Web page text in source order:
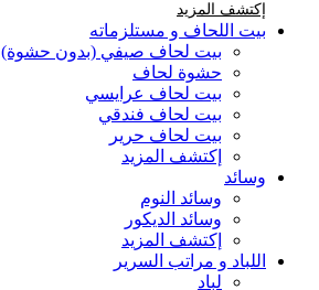
إكتشف المزيد
بيت اللحاف و مستلزماته
بيت لحاف صيفي (بدون حشوة)
حشوة لحاف
بيت لحاف عرايسي
بيت لحاف فندقي
بيت لحاف حرير
إكتشف المزيد
وسائد
وسائد النوم
وسائد الديكور
إكتشف المزيد
اللباد و مراتب السرير
لباد